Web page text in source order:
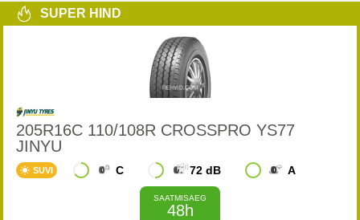
SUPER HIND
205R16C 110/108R CROSSPRO YS77
JINYU
SUVI C 72 dB A
SAATMISAEG
48h